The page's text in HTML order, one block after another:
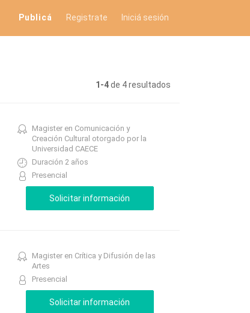
Publicá Registrate Iniciá sesión
1-4de 4 resultados
Magister en Comunicación y
Creación Cultural otorgado por la
Universidad CAECE
Duración 2 años
Presencial
Magister en Crítica y Difusión de las
Artes
Presencial